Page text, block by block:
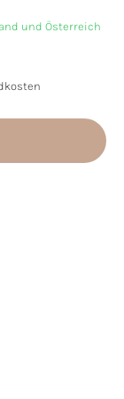
und Österreich
Wert ein